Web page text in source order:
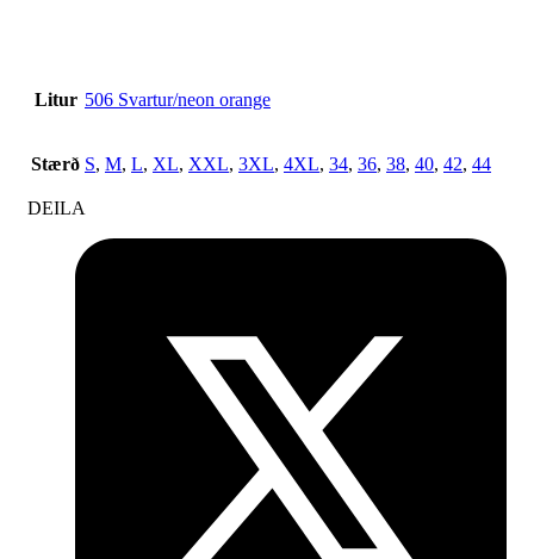
Litur 506 Svartur/neon orange
Stærð S, M, L, XL, XXL, 3XL, 4XL, 34, 36, 38, 40, 42, 44
DEILA